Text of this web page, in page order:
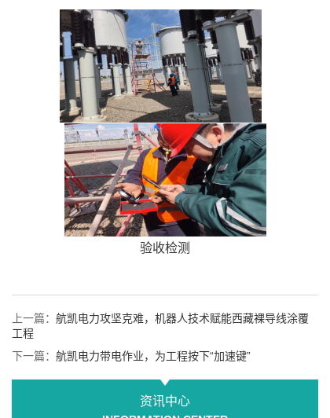
验收检测
上一篇： 航凯电力攻坚克难，机器人技术赋能西藏裸导线涂覆
工程
下一篇： 航凯电力带电作业，为工程按下“加速键”
资讯中心